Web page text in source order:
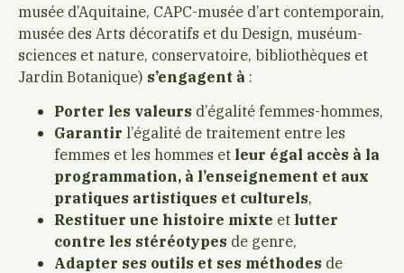
musée d’Aquitaine, CAPC-musée d’art contemporain,
musée des Arts décoratifs et du Design, muséum-
sciences et nature, conservatoire, bibliothèques et
Jardin Botanique) s’engagent à :
Porter les valeurs d’égalité femmes-hommes,
Garantir l’égalité de traitement entre les
femmes et les hommes et leur égal accès à la
programmation, à l’enseignement et aux
pratiques artistiques et culturels,
Restituer une histoire mixte et lutter
contre les stéréotypes de genre,
Adapter ses outils et ses méthodes de